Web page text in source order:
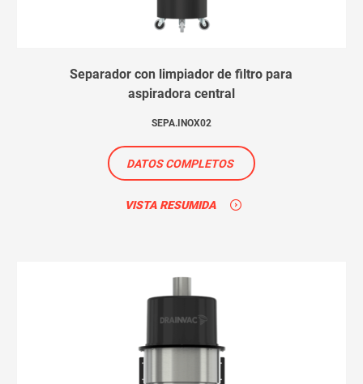
Separador con limpiador de filtro para
aspiradora central
SEPA.INOX02
DATOS COMPLETOS
VISTA RESUMIDA